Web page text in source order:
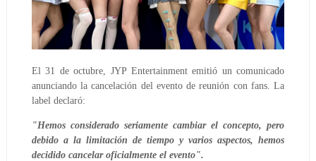
El 31 de octubre, JYP Entertainment emitió un comunicado
anunciando la cancelación del evento de reunión con fans. La
label declaró:
"Hemos considerado seriamente cambiar el concepto, pero
debido a la limitación de tiempo y varios aspectos, hemos
decidido cancelar oficialmente el evento".